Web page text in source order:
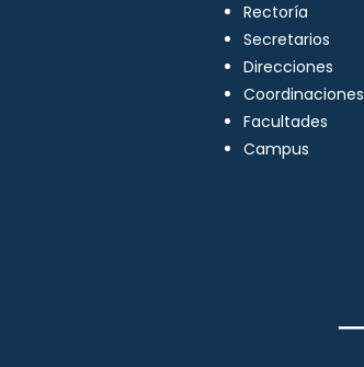
Rectoría
Secretarios
Direcciones
Coordinaciones
Facultades
Campus